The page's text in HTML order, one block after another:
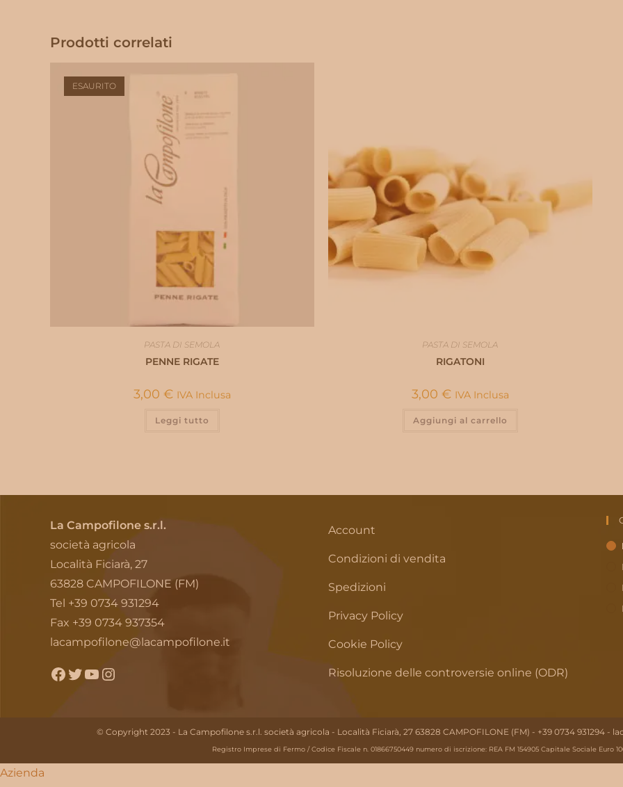
Prodotti correlati
ESAURITO
PASTA DI SEMOLA
PENNE RIGATE
3,00 € IVA Inclusa
Leggi tutto
PASTA DI SEMOLA
RIGATONI
3,00 € IVA Inclusa
Aggiungi al carrello
La Campofilone s.r.l.
società agricola
Località Ficiarà, 27
63828 CAMPOFILONE (FM)
Tel +39 0734 931294
Fax +39 0734 937354
lacampofilone@lacampofilone.it
Facebook
TwitterYouTubeInstagram
Account
Condizioni di vendita
Spedizioni
Privacy Policy
Cookie Policy
Risoluzione delle controversie online (ODR)
© Copyright 2023 - La Campofilone s.r.l. società agricola - Località Ficiarà, 27 63828 CAMPOFILONE (FM) - +39 0734 931294 -
Registro Imprese di Fermo / Codice Fiscale n. 01866750449 numero di iscrizione: REA FM 154905 Capitale Sociale Euro
Azienda